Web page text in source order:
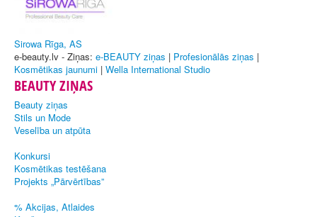
Sirowa Rīga, AS
e-beauty.lv - Ziņas: e-BEAUTY ziņas | Profesionālās ziņas |
Kosmētikas jaunumi | Wella International Studio
BEAUTY ZIŅAS
Beauty ziņas
Stils un Mode
Veselība un atpūta
Konkursi
Kosmētikas testēšana
Projekts „Pārvērtības”
% Akcijas, Atlaides